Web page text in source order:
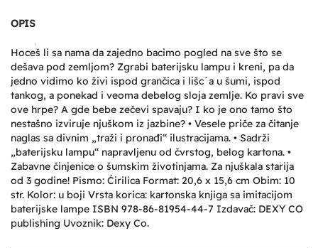
OPIS
Hoceš li sa nama da zajedno bacimo pogled na sve što se
dešava pod zemljom? Zgrabi baterijsku lampu i kreni, pa da
jedno vidimo ko živi ispod grančica i lišc´a u šumi, ispod
tankog, a ponekad i veoma debelog sloja zemlje. Ko pravi sve
ove hrpe? A gde bebe zečevi spavaju? I ko je ono tamo što
nestašno izviruje njuškom iz jazbine? • Vesele priče za čitanje
naglas sa divnim „traži i pronađi“ ilustracijama. • Sadrži
„baterijsku lampu“ napravljenu od čvrstog, belog kartona. •
Zabavne činjenice o šumskim životinjama. Za njuškala starija
od 3 godine! Pismo: Ćirilica Format: 20,6 x 15,6 cm Obim: 10
str. Kolor: u boji Vrsta korica: kartonska knjiga sa imitacijom
baterijske lampe ISBN 978-86-81954-44-7 Izdavač: DEXY CO
publishing Uvoznik: Dexy Co.